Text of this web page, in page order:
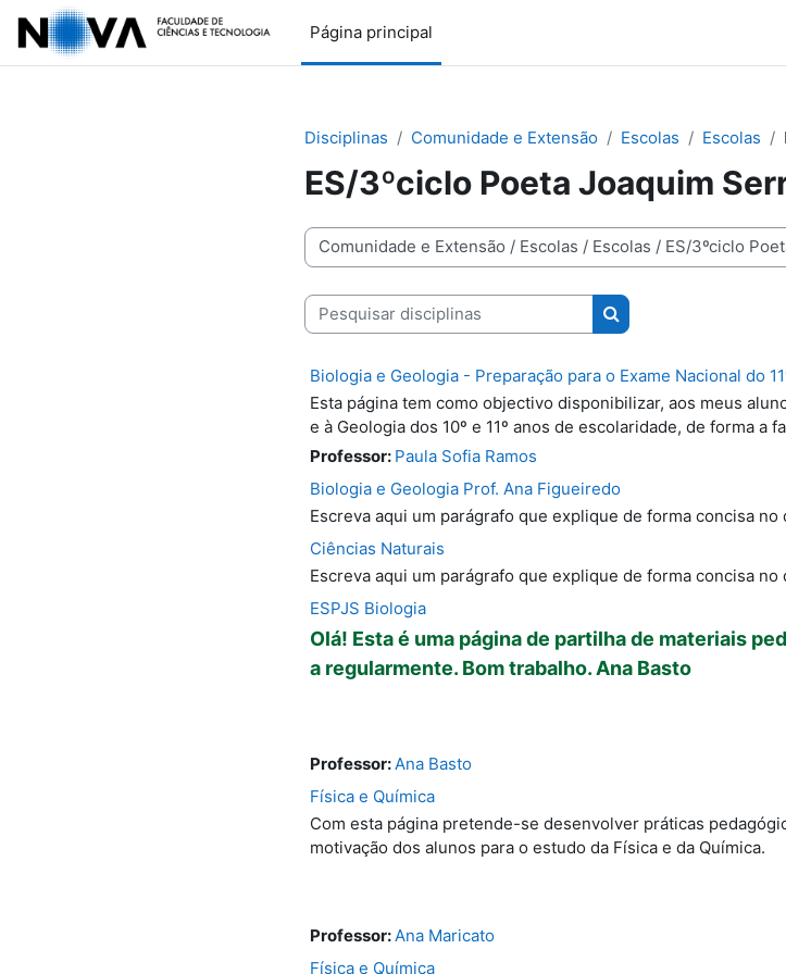
Ir para o conteúdo principal
Página principal
Disciplinas Comunidade e Extensão Escolas Escolas
ES/3ºciclo Poeta Joaquim
Categorias de disciplinas
Pesquisar disciplinas
Pesquisar disciplinas
Biologia e Geologia - Preparação para o Exame Nacional do
Esta página tem como objectivo disponibilizar, aos meus
e à Geologia dos 10º e 11º anos de escolaridade, de forma a
Professor: Paula Sofia Ramos
Biologia e Geologia Prof. Ana Figueiredo
Escreva aqui um parágrafo que explique de forma concisa
Ciências Naturais
Escreva aqui um parágrafo que explique de forma concisa
ESPJS Biologia
Olá! Esta é uma página de partilha de materiais
a regularmente. Bom trabalho. Ana Basto
Professor:Ana Basto
Física e Química
Com esta página pretende-se desenvolver práticas
motivação dos alunos para o estudo da Física e da Química.
Professor:Ana Maricato
Física e Química